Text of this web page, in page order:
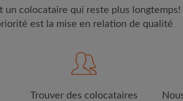
nouvelle
critères
aux
Mot de passe
et ai
un colocataire qui reste plus longtemps!
est la mise en relation de qualité
Trouver des colocataires